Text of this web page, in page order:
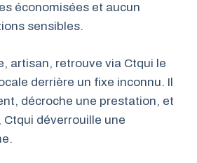
économisées et aucun
sensibles.
artisan, retrouve via Ctqui le
derrière un fixe inconnu. Il
décroche une prestation, et
déverrouille une